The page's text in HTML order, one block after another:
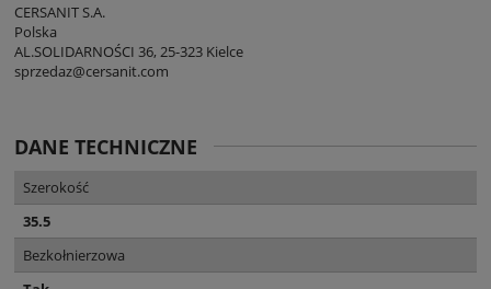
CERSANIT S.A.
Polska
AL.SOLIDARNOŚCI 36, 25-323 Kielce
sprzedaz@cersanit.com
DANE TECHNICZNE
Szerokość
35.5
Bezkołnierzowa